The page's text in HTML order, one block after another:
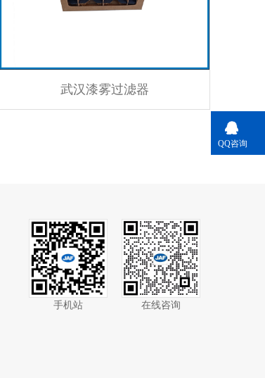
武汉漆雾过滤器
手机站 在线咨询
QQ咨询